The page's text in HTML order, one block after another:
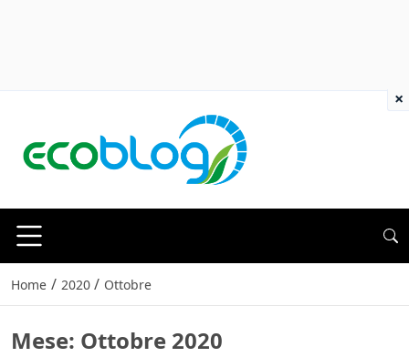
Home / 2020 / Ottobre
Mese: Ottobre 2020
×